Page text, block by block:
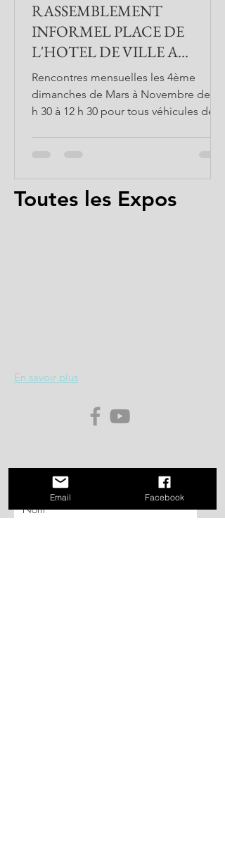
RASSEMBLEMENT
INFORMEL PLACE DE
L'HOTEL DE VILLE A
CHALON SUR SAONE
DIMANCHE 23 MARS.
Rencontres mensuelles les 4ème
dimanches de Mars à Novembre de 9
h 30 à 12 h 30 pour tous véhicules de
Toutes les Expos
En savoir plus
nous un message
Email Facebook